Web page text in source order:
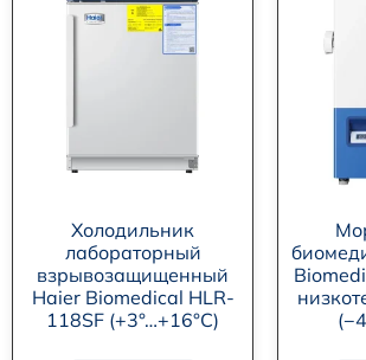
Холодильник
лабораторный
взрывозащищенный
Haier Biomedical HLR-
118SF (+3°…+16°C)